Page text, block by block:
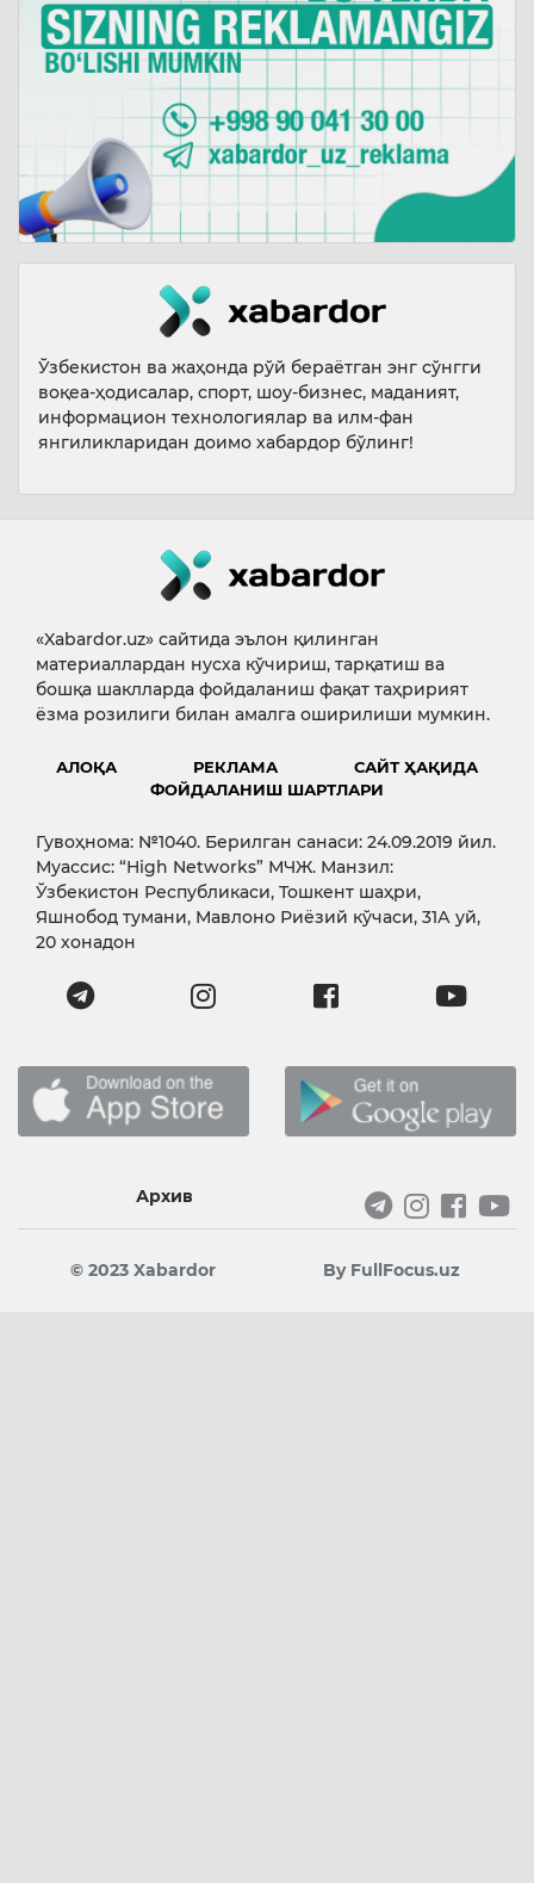
Ўзбекистон ва жаҳонда рўй бераётган энг сўнгги
воқеа-ҳодисалар, спорт, шоу-бизнес, маданият,
информацион технологиялар ва илм-фан
янгиликларидан доимо хабардор бўлинг!
«Xabardor.uz» сайтида эълон қилинган
материаллардан нусха кўчириш, тарқатиш ва
бошқа шаклларда фойдаланиш фақат таҳририят
ёзма розилиги билан амалга оширилиши мумкин.
АЛОҚА РЕКЛАМА
САЙТ ҲАҚИДА
ФОЙДАЛАНИШ ШАРТЛАРИ
Гувоҳнома: №1040. Берилган санаси: 24.09.2019 йил.
Муассис: “High Networks” МЧЖ. Манзил:
Ўзбекистон Республикаси, Тошкент шаҳри,
Яшнобод тумани, Мавлоно Риёзий кўчаси, 31А уй,
20 хонадон
Архив
© 2023 Xabardor By FullFocus.uz